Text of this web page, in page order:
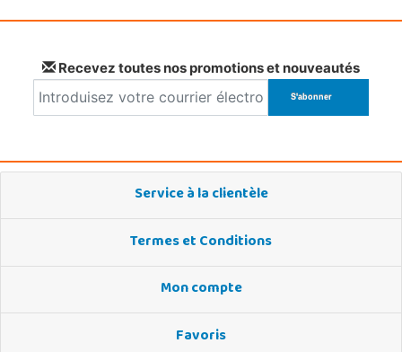
Recevez toutes nos promotions et nouveautés
Service à la clientèle
Termes et Conditions
Mon compte
Favoris